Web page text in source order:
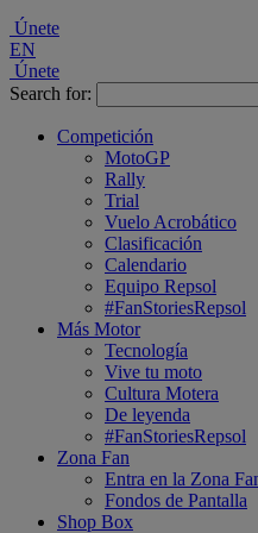
Únete
EN
Únete
Search for:
Competición
MotoGP
Rally
Trial
Vuelo Acrobático
Clasificación
Calendario
Equipo Repsol
#FanStoriesRepsol
Más Motor
Tecnología
Vive tu moto
Cultura Motera
De leyenda
#FanStoriesRepsol
Zona Fan
Entra en la Zona
Fondos de Pantalla
Shop Box